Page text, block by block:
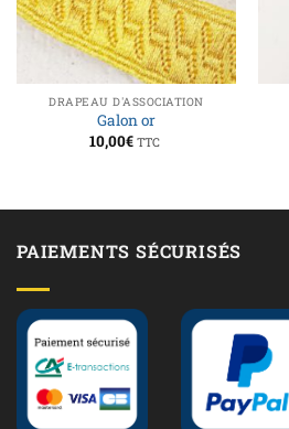
DRAPEAU D'ASSOCIATION
Galon or
10,00€ TTC
PAIEMENTS SÉCURISÉS